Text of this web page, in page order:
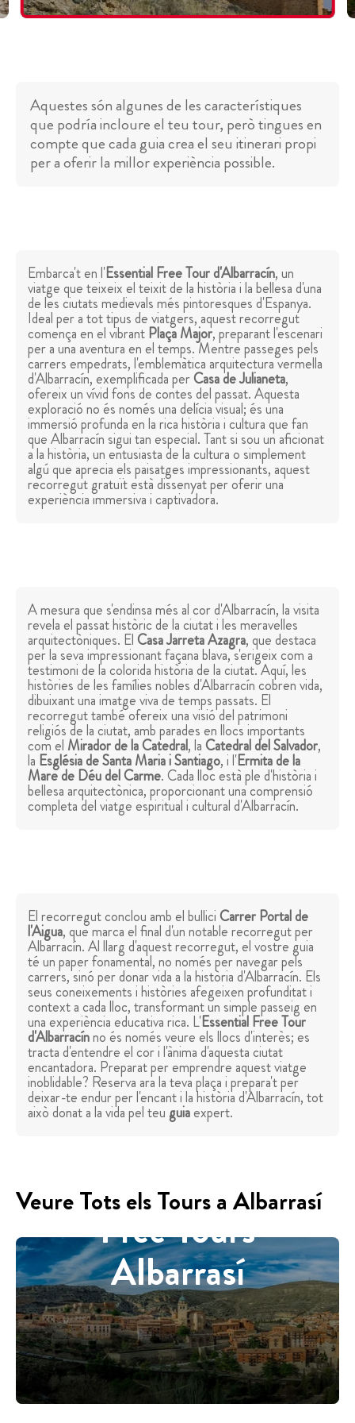
Aquestes són algunes de les característiques
que podría incloure el teu tour, però tingues en
compte que cada guia crea el seu itinerari propi
per a oferir la millor experiència possible.
Embarca't en l'Essential Free Tour d'Albarracín, un
viatge que teixeix el teixit de la història i la bellesa d'una
de les ciutats medievals més pintoresques d'Espanya.
Ideal per a tot tipus de viatgers, aquest recorregut
comença en el vibrantPlaça Major, preparant l'escenari
per a una aventura en el temps. Mentre passeges pels
carrers empedrats, l'emblemàtica arquitectura vermella
d'Albarracín, exemplificada perCasa de Julianeta,
ofereix un vívid fons de contes del passat. Aquesta
exploració no és només una delícia visual; és una
immersió profunda en la rica història i cultura que fan
que Albarracín sigui tan especial. Tant si sou un aficionat
a la història, un entusiasta de la cultura o simplement
algú que aprecia els paisatges impressionants, aquest
recorregut gratuït està dissenyat per oferir una
experiència immersiva i captivadora.
A mesura que s'endinsa més al cor d'Albarracín, la visita
revela el passat històric de la ciutat i les meravelles
arquitectòniques. ElCasa Jarreta Azagra, que destaca
per la seva impressionant façana blava, s'erigeix ​​com a
testimoni de la colorida història de la ciutat. Aquí, les
històries de les famílies nobles d'Albarracín cobren vida,
dibuixant una imatge viva de temps passats. El
recorregut també ofereix una visió del patrimoni
religiós de la ciutat, amb parades en llocs importants
com el Mirador de la Catedral, laCatedral del Salvador,
la Església de Santa Maria i Santiago, i l'Ermita de la
Mare de Déu del Carme. Cada lloc està ple d'història i
bellesa arquitectònica, proporcionant una comprensió
completa del viatge espiritual i cultural d'Albarracín.
El recorregut conclou amb el bulliciCarrer Portal de
l'Aigua, que marca el final d'un notable recorregut per
Albarracín. Al llarg d'aquest recorregut, el vostre guia
té un paper fonamental, no només per navegar pels
carrers, sinó per donar vida a la història d'Albarracín. Els
seus coneixements i històries afegeixen profunditat i
context a cada lloc, transformant un simple passeig en
una experiència educativa rica. L'Essential Free Tour
d'Albarracínno és només veure els llocs d'interès; es
tracta d'entendre el cor i l'ànima d'aquesta ciutat
encantadora. Preparat per emprendre aquest viatge
inoblidable? Reserva ara la teva plaça i prepara't per
deixar-te endur per l'encant i la història d'Albarracín, tot
això donat a la vida pel teu guiaexpert.
Veure Tots els Tours a Albarrasí
Free Tours
Albarrasí